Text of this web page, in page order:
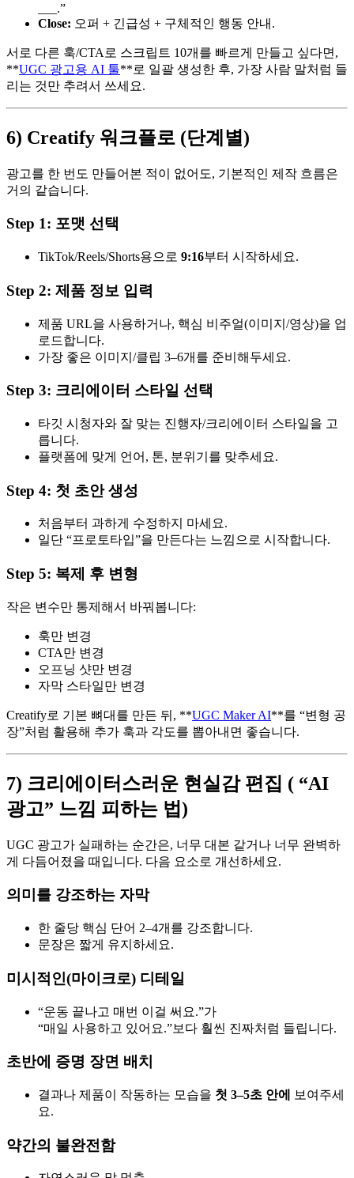
___.”
Close: 오퍼 + 긴급성 + 구체적인 행동 안내.
서로 다른 훅/CTA로 스크립트 10개를 빠르게 만들고 싶다면,
**UGC 광고용 AI 툴**로 일괄 생성한 후, 가장 사람 말처럼 들
리는 것만 추려서 쓰세요.
6) Creatify 워크플로 (단계별)
광고를 한 번도 만들어본 적이 없어도, 기본적인 제작 흐름은
거의 같습니다.
Step 1: 포맷 선택
TikTok/Reels/Shorts용으로 9:16부터 시작하세요.
Step 2: 제품 정보 입력
제품 URL을 사용하거나, 핵심 비주얼(이미지/영상)을 업
로드합니다.
가장 좋은 이미지/클립 3–6개를 준비해두세요.
Step 3: 크리에이터 스타일 선택
타깃 시청자와 잘 맞는 진행자/크리에이터 스타일을 고
릅니다.
플랫폼에 맞게 언어, 톤, 분위기를 맞추세요.
Step 4: 첫 초안 생성
처음부터 과하게 수정하지 마세요.
일단 “프로토타입”을 만든다는 느낌으로 시작합니다.
Step 5: 복제 후 변형
작은 변수만 통제해서 바꿔봅니다:
훅만 변경
CTA만 변경
오프닝 샷만 변경
자막 스타일만 변경
Creatify로 기본 뼈대를 만든 뒤, **UGC Maker AI**를 “변형 공
장”처럼 활용해 추가 훅과 각도를 뽑아내면 좋습니다.
7) 크리에이터스러운 현실감 편집 ( “AI
광고” 느낌 피하는 법)
UGC 광고가 실패하는 순간은, 너무 대본 같거나 너무 완벽하
게 다듬어졌을 때입니다. 다음 요소로 개선하세요.
의미를 강조하는 자막
한 줄당 핵심 단어 2–4개를 강조합니다.
문장은 짧게 유지하세요.
미시적인(마이크로) 디테일
“운동 끝나고 매번 이걸 써요.”가
“매일 사용하고 있어요.”보다 훨씬 진짜처럼 들립니다.
초반에 증명 장면 배치
결과나 제품이 작동하는 모습을 첫 3–5초 안에
보여주세
요.
약간의 불완전함